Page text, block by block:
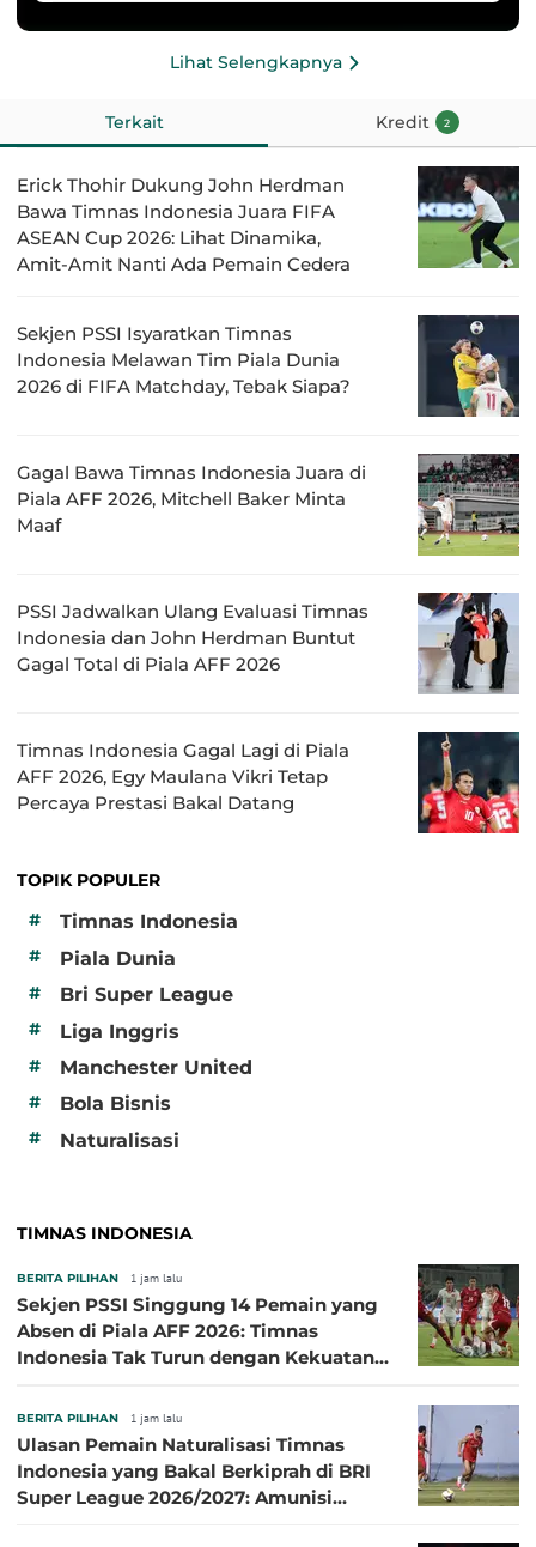
Lihat Selengkapnya
Terkait Kredit 2
Erick Thohir Dukung John Herdman
Bawa Timnas Indonesia Juara FIFA
ASEAN Cup 2026: Lihat Dinamika,
Amit-Amit Nanti Ada Pemain Cedera
Sekjen PSSI Isyaratkan Timnas
Indonesia Melawan Tim Piala Dunia
2026 di FIFA Matchday, Tebak Siapa?
Gagal Bawa Timnas Indonesia Juara di
Piala AFF 2026, Mitchell Baker Minta
Maaf
PSSI Jadwalkan Ulang Evaluasi Timnas
Indonesia dan John Herdman Buntut
Gagal Total di Piala AFF 2026
Timnas Indonesia Gagal Lagi di Piala
AFF 2026, Egy Maulana Vikri Tetap
Percaya Prestasi Bakal Datang
TOPIK POPULER
#
Timnas Indonesia
# Piala Dunia
# Bri Super League
# Liga Inggris
# Manchester United
# Bola Bisnis
# Naturalisasi
TIMNAS INDONESIA
BERITA PILIHAN 1 jam lalu
Sekjen PSSI Singgung 14 Pemain yang
Absen di Piala AFF 2026: Timnas
Indonesia Tak Turun dengan Kekuatan
BERITA PILIHAN 1 jam lalu
Ulasan Pemain Naturalisasi Timnas
Indonesia yang Bakal Berkiprah di BRI
Super League 2026/2027: Amunisi